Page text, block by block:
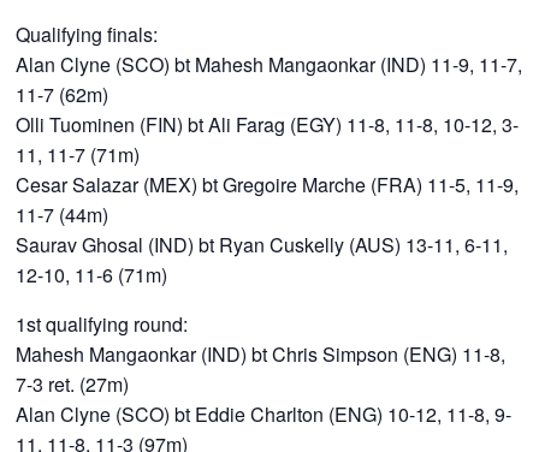
Qualifying finals:
Alan Clyne (SCO) bt Mahesh Mangaonkar (IND) 11-9, 11-7,
11-7 (62m)
Olli Tuominen (FIN) bt Ali Farag (EGY) 11-8, 11-8, 10-12, 3-
11, 11-7 (71m)
Cesar Salazar (MEX) bt Gregoire Marche (FRA) 11-5, 11-9,
11-7 (44m)
Saurav Ghosal (IND) bt Ryan Cuskelly (AUS) 13-11, 6-11,
12-10, 11-6 (71m)
1st qualifying round:
Mahesh Mangaonkar (IND) bt Chris Simpson (ENG) 11-8,
7-3 ret. (27m)
Alan Clyne (SCO) bt Eddie Charlton (ENG) 10-12, 11-8, 9-
11, 11-8, 11-3 (97m)